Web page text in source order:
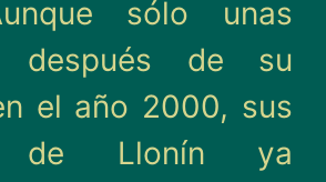
sólo unas
después de su
el año 2000, sus
de Llonín ya